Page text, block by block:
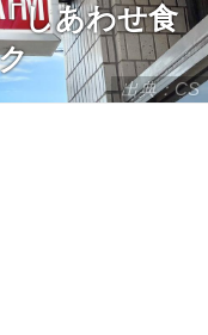
出典：CS
しあわせ食